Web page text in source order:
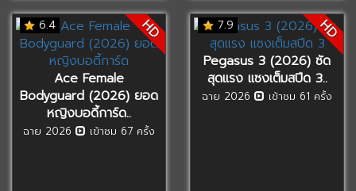
6.4 HD
Ace Female
Bodyguard (2026) ยอด
หญิงบอดี้การ์ด..
ฉาย 2026 เข้าชม 67 ครั้ง
7.9 HD
Pegasus 3 (2026) ซัด
สุดแรง แซงเต็มสปีด 3..
ฉาย 2026 เข้าชม 61 ครั้ง